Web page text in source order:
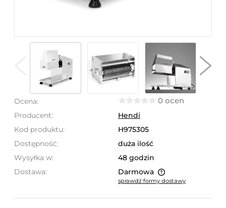
Ocena: 0 ocen
Producent:
Hendi
Kod produktu:
H975305
Dostępność:
duża ilość
Wysyłka w:
48 godzin
Dostawa:
Darmowa
Cena nie zawiera ewentualnych kosztów płatności
sprawdź formy dostawy